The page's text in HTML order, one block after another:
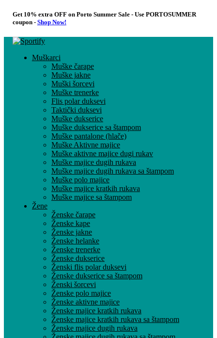
Get 10% extra OFF on Porto Summer Sale - Use PORTOSUMMER
coupon - Shop Now!
Muškarci
Muške čarape
Muške jakne
Muški šorcevi
Muške trenerke
Flis polar duksevi
Taktički duksevi
Muške dukserice
Muške dukserice sa štampom
Muške pantalone (hlače)
Muške Aktivne majice
Muške aktivne majice dugi rukav
Muške majice dugih rukava
Muške majice dugih rukava sa štampom
Muške polo majice
Muške majice kratkih rukava
Muške majice sa štampom
Žene
Ženske čarape
Ženske kape
Ženske jakne
Ženske helanke
Ženske trenerke
Ženske dukserice
Ženski flis polar duksevi
Ženske dukserice sa štampom
Ženski šorcevi
Ženske polo majice
Ženske aktivne majice
Ženske majice kratkih rukava
Ženske majice kratkih rukava sa štampom
Ženske majice dugih rukava